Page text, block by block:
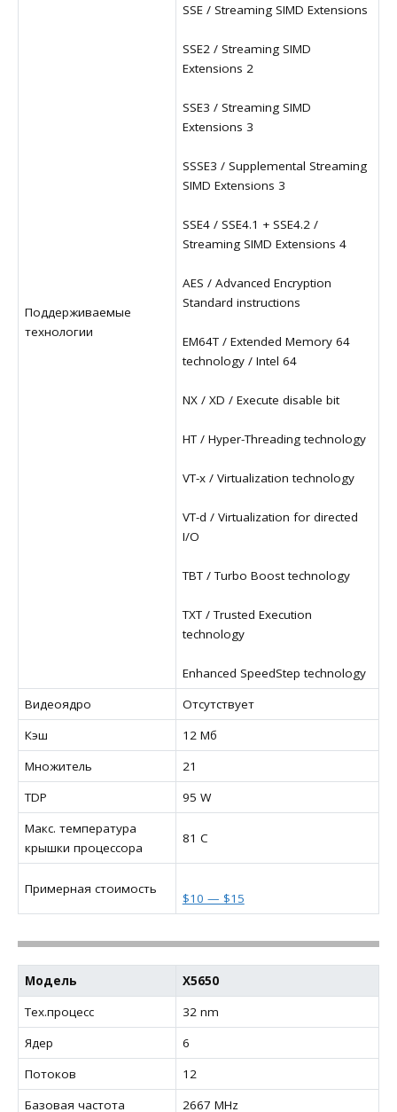
Поддерживаемые
технологии
SSE / Streaming SIMD Extensions
SSE2 / Streaming SIMD
Extensions 2
SSE3 / Streaming SIMD
Extensions 3
SSSE3 / Supplemental Streaming
SIMD Extensions 3
SSE4 / SSE4.1 + SSE4.2 /
Streaming SIMD Extensions 4
AES / Advanced Encryption
Standard instructions
EM64T / Extended Memory 64
technology / Intel 64
NX / XD / Execute disable bit
HT / Hyper-Threading technology
VT-x / Virtualization technology
VT-d / Virtualization for directed
I/O
TBT / Turbo Boost technology
TXT / Trusted Execution
technology
Enhanced SpeedStep technology
Видеоядро
Отсутствует
Кэш
12 Мб
Множитель
21
TDP
95 W
Макс. температура
крышки процессора
81 C
Примерная стоимость
$10 — $15
Модель
X5650
Тех.процесс
32 nm
Ядер
6
Потоков
12
Базовая частота
2667 MHz